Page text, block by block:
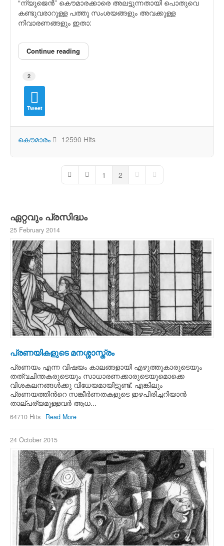
“ന്യൂജെന്‍” കൌമാരക്കാരെ അലട്ടുന്നതായി പൊതുവെ
കണ്ടുവരാറുള്ള പത്തു സംശയങ്ങളും അവക്കുള്ള
നിവാരണങ്ങളും ഇതാ:
Continue reading
2
Tweet
കൌമാരം 12590 Hits
First PagePrevious Page
1 2 Next PageLast Page
ഏറ്റവും പ്രസിദ്ധം
25 February 2014
പ്രണയികളുടെ മനശ്ശാസ്ത്രം
പ്രണയം എന്ന വിഷയം കാലങ്ങളായി എഴുത്തുകാരുടെയും
തത്വചിന്തകരുടെയും സാധാരണക്കാരുടെയുമൊക്കെ
വിശകലനങ്ങള്‍ക്കു വിധേയമായിട്ടുണ്ട്. എങ്കിലും
പ്രണയത്തിന്‍റെ സങ്കീര്‍ണതകളുടെ ഇഴപിരിച്ചറിയാന്‍
താല്പര്യമുള്ളവര്‍ ആധ...
64710 Hits Read More
24 October 2015